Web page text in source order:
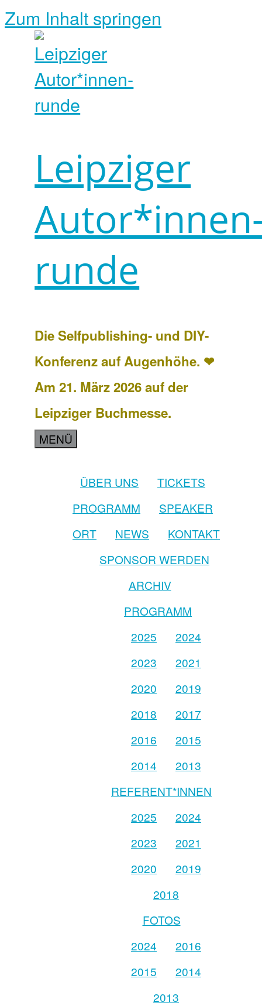
Zum Inhalt springen
Leipziger
runde
Die Selfpublishing- und DIY-
Konferenz auf Augenhöhe. ❤
Am 21. März 2026 auf der
Leipziger Buchmesse.
MENÜ
ÜBER UNS
TICKETS
PROGRAMM
SPEAKER
ORT
NEWS
KONTAKT
SPONSOR WERDEN
ARCHIV
PROGRAMM
2025
2024
2023
2021
2020
2019
2018
2017
2016
2015
2014
2013
REFERENT*INNEN
2025
2024
2023
2021
2020
2019
2018
FOTOS
2024
2016
2015
2014
2013